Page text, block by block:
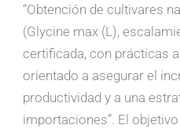
“Obtención de cultivares
(Glycine max (L),
certificada, con prácticas
orientado a asegurar el
productividad y a una
importaciones”. El